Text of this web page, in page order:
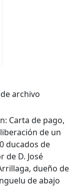
archivo
Carta de pago,
de un
ducados de
de D. José
dueño de
de abajo